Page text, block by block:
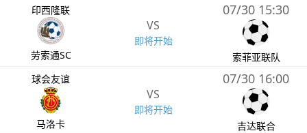
印西隆联
劳索通SC
VS
即将开始
07/30 15:30
索菲亚联队
球会友谊
马洛卡
VS
即将开始
07/30 16:00
吉达联合